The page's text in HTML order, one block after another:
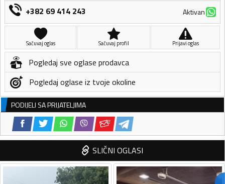
+382 69 414 243 Aktivan
Sačuvaj oglas Sačuvaj profil Prijavi oglas
Pogledaj sve oglase prodavca
Pogledaj oglase iz tvoje okoline
PODIJELI SA PRIJATELJIMA
SLIČNI OGLASI